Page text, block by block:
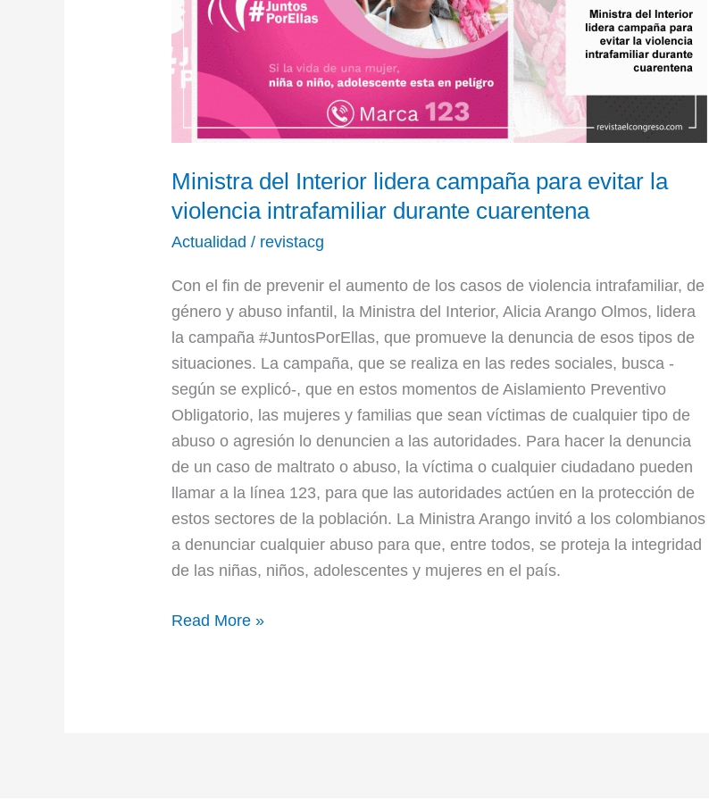
Ministra del Interior lidera campaña para evitar la
violencia intrafamiliar durante cuarentena
Actualidad / revistacg
Con el fin de prevenir el aumento de los casos de violencia intrafamiliar, de
género y abuso infantil, la Ministra del Interior, Alicia Arango Olmos, lidera
la campaña #JuntosPorEllas, que promueve la denuncia de esos tipos de
situaciones. La campaña, que se realiza en las redes sociales, busca -
según se explicó-, que en estos momentos de Aislamiento Preventivo
Obligatorio, las mujeres y familias que sean víctimas de cualquier tipo de
abuso o agresión lo denuncien a las autoridades. Para hacer la denuncia
de un caso de maltrato o abuso, la víctima o cualquier ciudadano pueden
llamar a la línea 123, para que las autoridades actúen en la protección de
estos sectores de la población. La Ministra Arango invitó a los colombianos
a denunciar cualquier abuso para que, entre todos, se proteja la integridad
de las niñas, niños, adolescentes y mujeres en el país.
para
evitar
la
violencia
durante
Read More »